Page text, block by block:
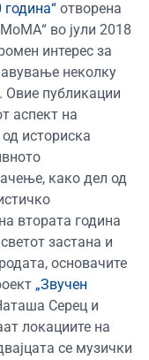
година“ отворена
во јули 2018
интерес за
неколку
Овие публикации
аспект на
историска
како дел од
втората година
застана и
основачите
„Звучен
Серец и
локациите на
се музички